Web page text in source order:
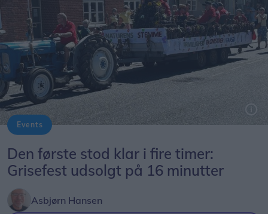
Events
Den første stod klar i fire timer:
Grisefest udsolgt på 16 minutter
Asbjørn Hansen